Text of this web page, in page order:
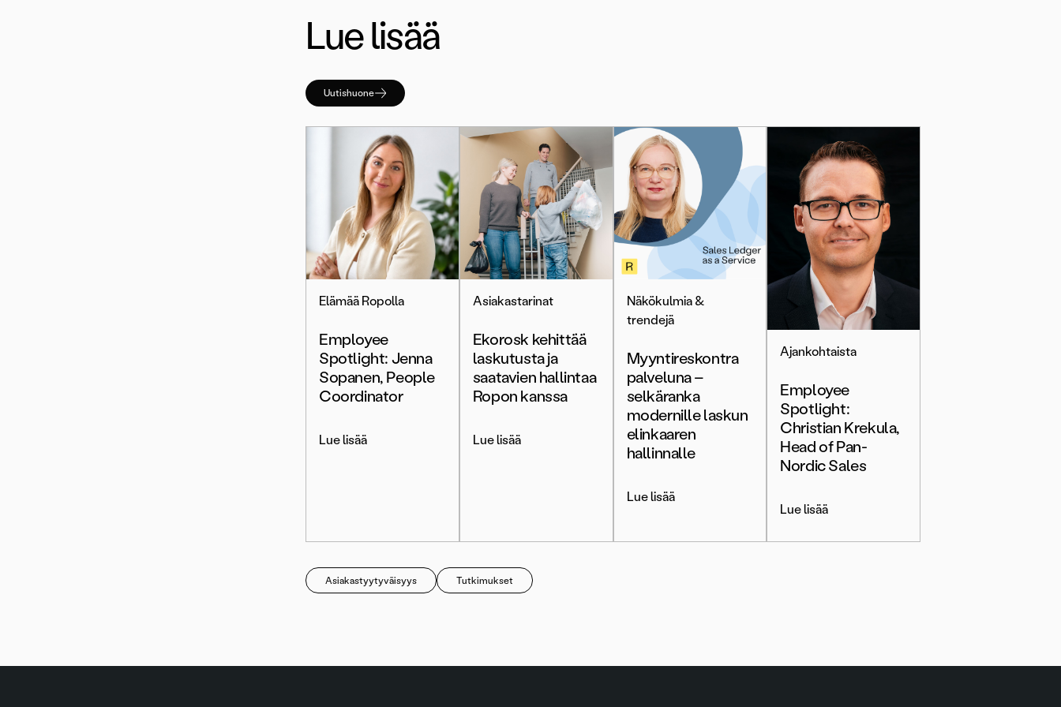
Lue lisää
Uutishuone
Elämää Ropolla
Employee
Spotlight: Jenna
Sopanen, People
Coordinator
Lue lisää
Asiakastarinat
Ekorosk kehittää
laskutusta ja
saatavien hallintaa
Ropon kanssa
Lue lisää
Näkökulmia &
trendejä
Myyntireskontra
palveluna –
selkäranka
modernille laskun
elinkaaren
hallinnalle
Lue lisää
Ajankohtaista
Employee
Spotlight:
Christian Krekula,
Head of Pan-
Nordic Sales
Lue lisää
Asiakastyytyväisyys Tutkimukset